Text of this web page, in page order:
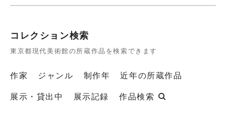
コレクション検索
東京都現代美術館の所蔵作品を検索できます
作家 ジャンル 制作年
近年の所蔵作品
展示・貸出中
展示記録 作品検索